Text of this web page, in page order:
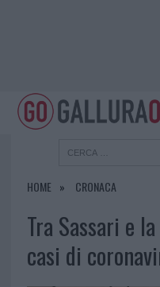
HOME CRONACA
Tra Sassari e
casi di